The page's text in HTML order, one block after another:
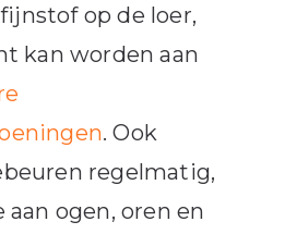
op de loer,
kan worden aan
. Ook
regelmatig,
ogen, oren en